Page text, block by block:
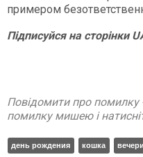
примером
Підписуйся на сторінки
Повідомити про помилку
помилку мишею і
день рождения кошка